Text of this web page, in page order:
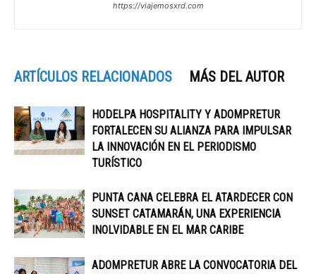
https://viajemosxrd.com
ARTÍCULOS RELACIONADOS MÁS DEL AUTOR
HODELPA HOSPITALITY Y ADOMPRETUR
FORTALECEN SU ALIANZA PARA IMPULSAR
LA INNOVACIÓN EN EL PERIODISMO
TURÍSTICO
PUNTA CANA CELEBRA EL ATARDECER CON
SUNSET CATAMARÁN, UNA EXPERIENCIA
INOLVIDABLE EN EL MAR CARIBE
ADOMPRETUR ABRE LA CONVOCATORIA DEL